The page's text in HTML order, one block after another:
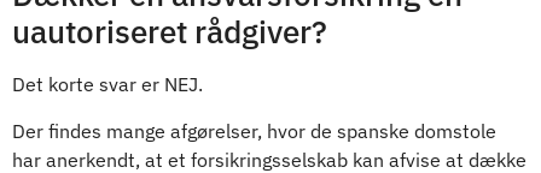
uautoriseret rådgiver?
Det korte svar er NEJ.
Der findes mange afgørelser, hvor de spanske domstole
har anerkendt, at et forsikringsselskab kan afvise at dække